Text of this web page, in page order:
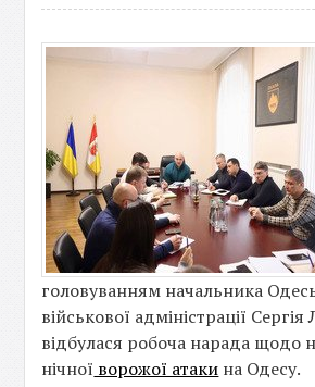
головуванням начальника
військової адміністрації Сергія
відбулася робоча нарада щодо
нічної ворожої атаки на Одесу.